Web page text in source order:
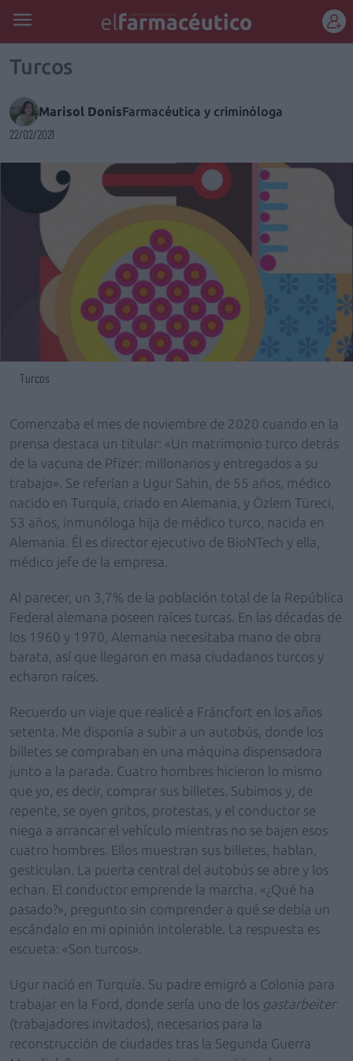
Turcos
Marisol DonisFarmacéutica y criminóloga
22/02/2021
Turcos
Comenzaba el mes de noviembre de 2020 cuando en la
prensa destaca un titular: «Un matrimonio turco detrás
de la vacuna de Pfizer: millonarios y entregados a su
trabajo». Se referían a Ugur Sahin, de 55 años, médico
nacido en Turquía, criado en Alemania, y Özlem Türeci,
53 años, inmunóloga hija de médico turco, nacida en
Alemania. Él es director ejecutivo de BioNTech y ella,
médico jefe de la empresa.
Al parecer, un 3,7% de la población total de la República
Federal alemana poseen raíces turcas. En las décadas de
los 1960 y 1970, Alemania necesitaba mano de obra
barata, así que llegaron en masa ciudadanos turcos y
echaron raíces.
Recuerdo un viaje que realicé a Fráncfort en los años
setenta. Me disponía a subir a un autobús, donde los
billetes se compraban en una máquina dispensadora
junto a la parada. Cuatro hombres hicieron lo mismo
que yo, es decir, comprar sus billetes. Subimos y, de
repente, se oyen gritos, protestas, y el conductor se
niega a arrancar el vehículo mientras no se bajen esos
cuatro hombres. Ellos muestran sus billetes, hablan,
gesticulan. La puerta central del autobús se abre y los
echan. El conductor emprende la marcha. «¿Qué ha
pasado?», pregunto sin comprender a qué se debía un
escándalo en mi opinión intolerable. La respuesta es
escueta: «Son turcos».
Ugur nació en Turquía. Su padre emigró a Colonia para
trabajar en la Ford, donde sería uno de los gastarbeiter
(trabajadores invitados), necesarios para la
reconstrucción de ciudades tras la Segunda Guerra